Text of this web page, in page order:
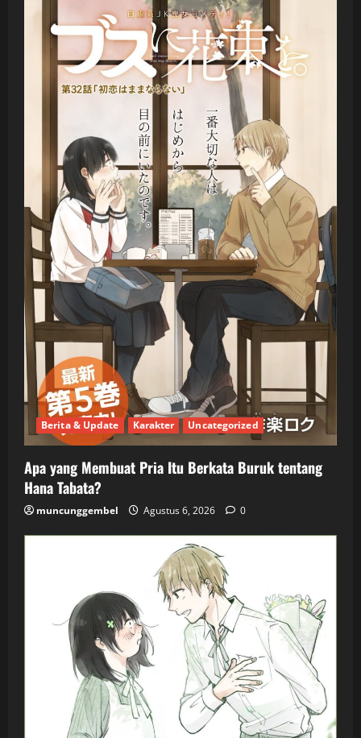
Berita & Update Karakter Uncategorized
Apa yang Membuat Pria Itu Berkata Buruk tentang
Hana Tabata?
muncunggembel Agustus 6, 2026 0